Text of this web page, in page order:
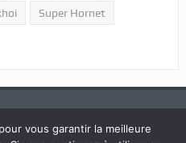
Super Hornet
vous garantir la meilleure